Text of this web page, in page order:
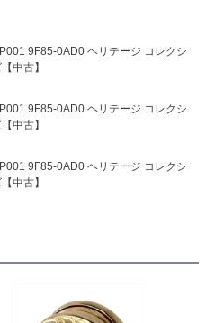
9F85-0AD0 ヘリテージ コレクシ
中古】
9F85-0AD0 ヘリテージ コレクシ
中古】
9F85-0AD0 ヘリテージ コレクシ
中古】